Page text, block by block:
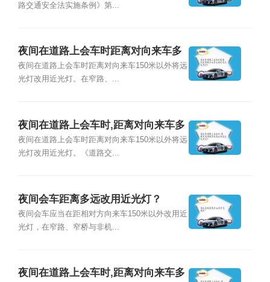
路交通安全法实施条例》第...
夜间在道路上会车时距离对向来车多
远将远光灯改用近光灯?
夜间在道路上会车时距离对向来车150米以外将远
光灯改用近光灯。在窄路、...
夜间在道路上会车时,距离对向来车多
远将远光改为近光灯？
夜间在道路上会车时距离对向来车150米以外将远
光灯改用近光灯。《道路交...
夜间会车距离多远改用近光灯？
夜间会车应当在距相对方向来车150米以外改用近
光灯，在窄路、窄桥与非机...
夜间在道路上会车时,距离对向来车多